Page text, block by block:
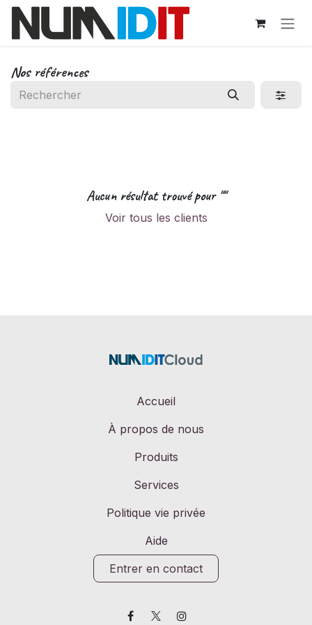
Se rendre au contenu
Nos références
Aucun résultat trouvé pour ""
Voir tous les clients
Accueil
À propos de nous
Produits
Services
Politique vie privée
Aide
Entrer en contact